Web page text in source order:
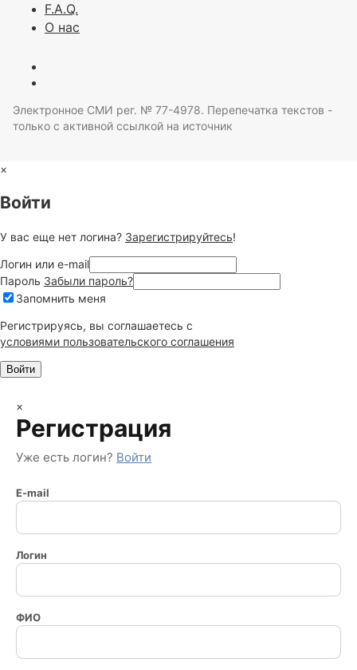
F.A.Q.
О нас
Электронное СМИ рег. № 77-4978. Перепечатка текстов -
только с активной ссылкой на источник
×
Войти
У вас еще нет логина? Зарегистрируйтесь!
Логин или e-mail
Пароль Забыли пароль?
Запомнить меня
Регистрируясь, вы соглашаетесь c
условиями пользовательского соглашения
×
Регистрация
Уже есть логин? Войти
E-mail
Логин
ФИО